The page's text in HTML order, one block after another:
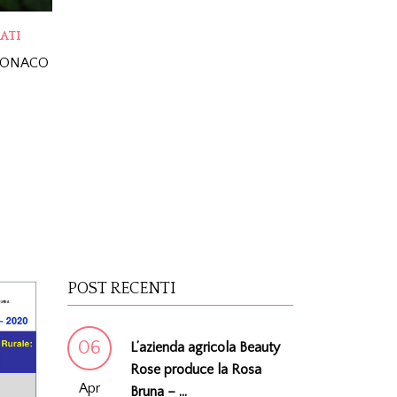
POST RECENTI
06
Apr
L’azienda agricola Beauty
Rose produce la Rosa
Bruna – ...